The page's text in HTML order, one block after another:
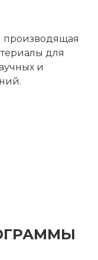
производящая
для
и